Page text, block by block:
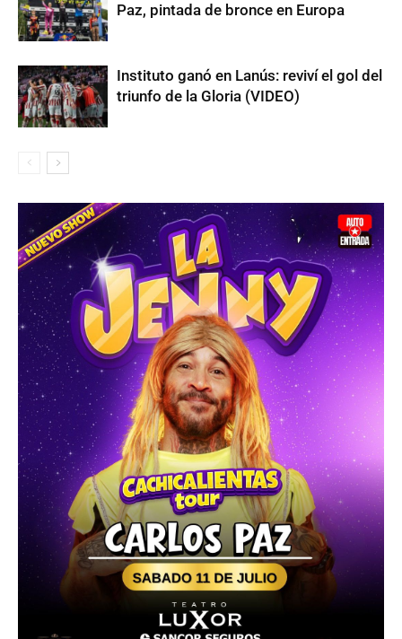
Paz, pintada de bronce en Europa
Instituto ganó en Lanús: reviví el gol del
triunfo de la Gloria (VIDEO)